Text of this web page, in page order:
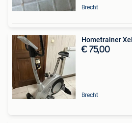
Brecht
Hometrainer
€ 75,00
Brecht